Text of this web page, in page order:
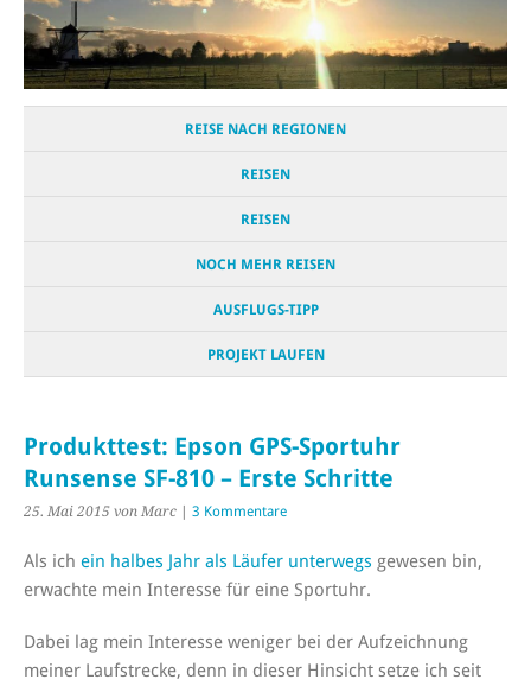
REISE NACH REGIONEN
REISEN
REISEN
NOCH MEHR REISEN
AUSFLUGS-TIPP
PROJEKT LAUFEN
Produkttest: Epson GPS-Sportuhr
Runsense SF-810 – Erste Schritte
25. Mai 2015 von Marc | 3 Kommentare
Als ich ein halbes Jahr als Läufer unterwegs gewesen bin,
erwachte mein Interesse für eine Sportuhr.
Dabei lag mein Interesse weniger bei der Aufzeichnung
meiner Laufstrecke, denn in dieser Hinsicht setze ich seit